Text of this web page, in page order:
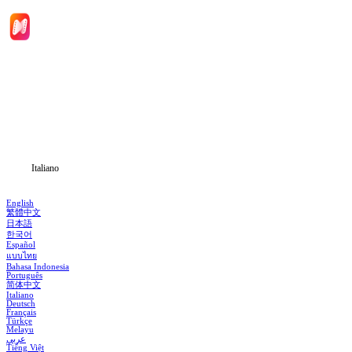
Italiano
English
繁體中文
日本語
한국어
Español
แบบไทย
Bahasa Indonesia
Português
简体中文
Italiano
Deutsch
Français
Türkçe
Melayu
عربي
Tiếng Việt